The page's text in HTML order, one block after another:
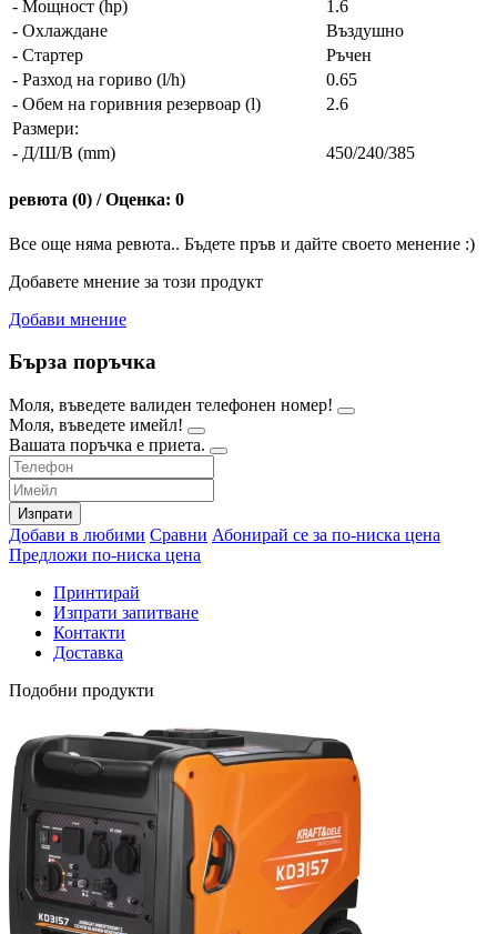
- Мощност (hp)
1.6
- Охлаждане
Въздушно
- Стартер
Ръчен
- Разход на гориво (l/h)
0.65
- Обем на горивния резервоар (l)
2.6
Размери:
- Д/Ш/В (mm)
450/240/385
ревюта (0) / Оценка: 0
Все още няма ревюта.. Бъдете пръв и дайте своето менение :)
Добавете мнение за този продукт
Добави мнение
Бърза поръчка
Моля, въведете валиден телефонен номер!
Моля, въведете имейл!
Вашата поръчка е приета.
Изпрати
Добави в любими Сравни Абонирай се за по-ниска цена
Предложи по-ниска цена
Принтирай
Изпрати запитване
Контакти
Доставка
Подобни продукти